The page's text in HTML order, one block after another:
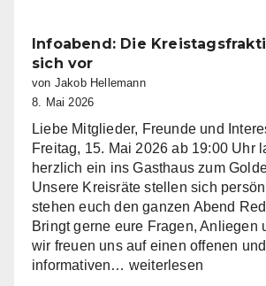
Miltenberg
nimmt
Arbeit
auf
Infoabend: Die
sich vor
von Jakob Hellemann
8. Mai 2026
Liebe Mitglieder, Freunde und
Freitag, 15. Mai 2026 ab 19:00 Uhr
herzlich ein ins Gasthaus zum
Unsere Kreisräte stellen sich
stehen euch den ganzen Abend
Bringt gerne eure Fragen, Anliegen
wir freuen uns auf einen offenen und
informativen… Infoabend:
weiterlesen